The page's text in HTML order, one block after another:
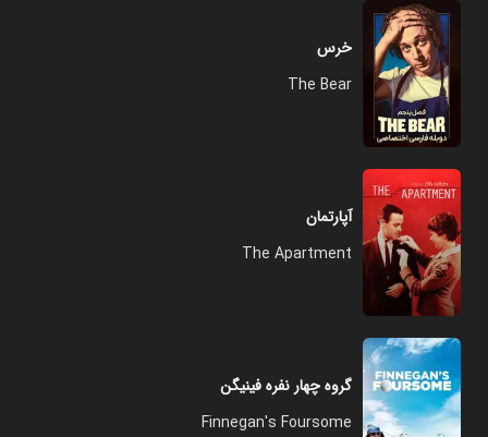
خرس
The Bear
آپارتمان
The Apartment
گروه چهار نفره فینیگن
Finnegan's Foursome